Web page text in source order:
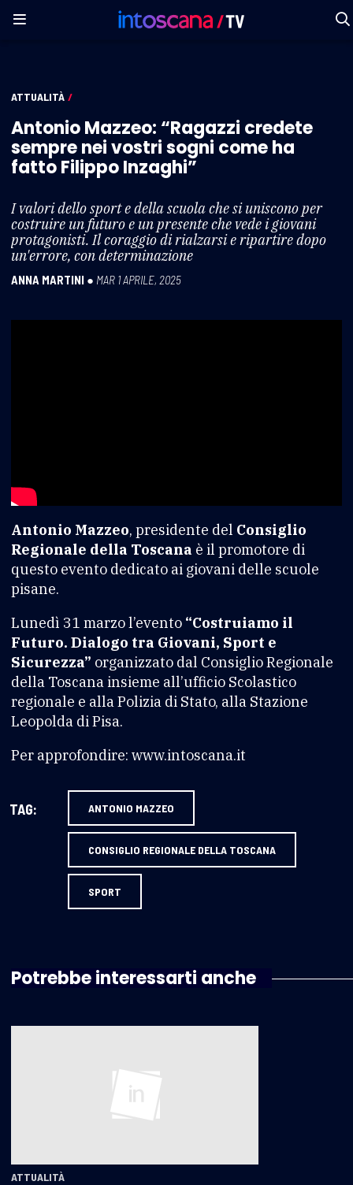
ATTUALITÀ /
Antonio Mazzeo: “Ragazzi credete
sempre nei vostri sogni come ha
fatto Filippo Inzaghi”
I valori dello sport e della scuola che si uniscono per
costruire un futuro e un presente che vede i giovani
protagonisti. Il coraggio di rialzarsi e ripartire dopo
un'errore, con determinazione
ANNA MARTINI ● MAR 1 APRILE, 2025
Antonio Mazzeo, presidente del Consiglio
Regionale della Toscana è il promotore di
questo evento dedicato ai giovani delle scuole
pisane.
Lunedì 31 marzo l’evento “Costruiamo il
Futuro. Dialogo tra Giovani, Sport e
Sicurezza” organizzato dal Consiglio Regionale
della Toscana insieme all’ufficio Scolastico
regionale e alla Polizia di Stato, alla Stazione
Leopolda di Pisa.
Per approfondire: www.intoscana.it
TAG: ANTONIO MAZZEO
CONSIGLIO REGIONALE DELLA TOSCANA
SPORT
Potrebbe interessarti anche
ATTUALITÀ